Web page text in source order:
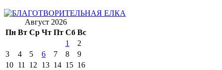
Август 2026
Пн Вт Ср Чт Пт Сб Вс
1
2
3
4 5 6 7 8
9
10 11 12 13 14 15 16